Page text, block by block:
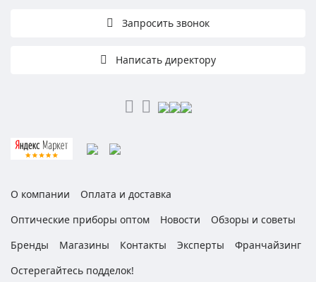
Запросить звонок
Написать директору
О компании
Оплата и доставка
Оптические приборы оптом
Новости
Обзоры и советы
Бренды
Магазины Контакты Эксперты
Франчайзинг
Остерегайтесь подделок!